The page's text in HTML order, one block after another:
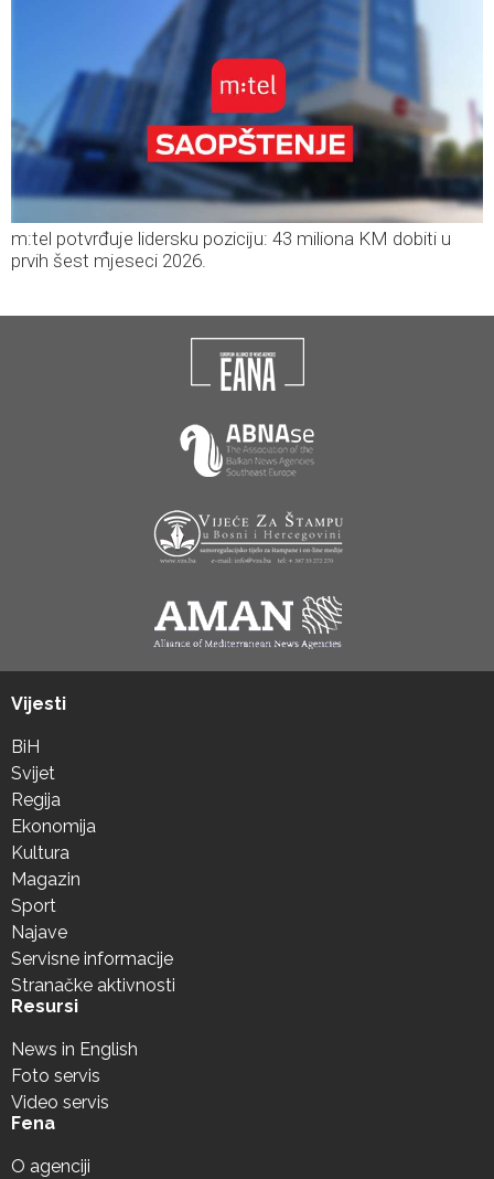
m:tel potvrđuje lidersku poziciju: 43 miliona KM dobiti u
prvih šest mjeseci 2026.
Vijesti
BiH
Svijet
Regija
Ekonomija
Kultura
Magazin
Sport
Najave
Servisne informacije
Stranačke aktivnosti
Resursi
News in English
Foto servis
Video servis
Fena
O agenciji